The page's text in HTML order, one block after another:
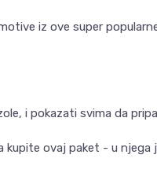
iz ove super
i pokazati svima da
kupite ovaj paket - u njega